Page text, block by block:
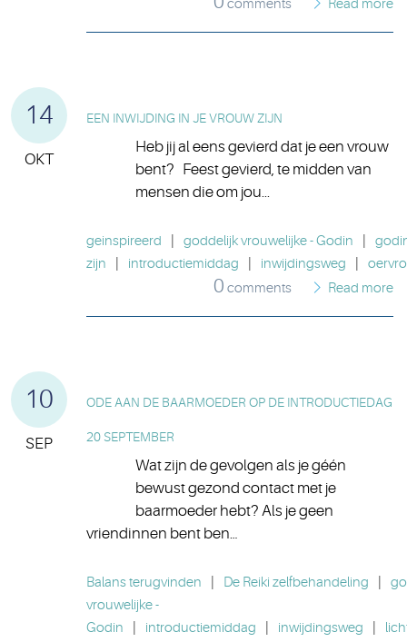
comments Read more
14
OKT
EEN INWIJDING IN JE VROUW ZIJN
Heb jij al eens gevierd dat je een vrouw
bent? Feest gevierd, te midden van
mensen die om jou...
geinspireerd goddelijk vrouwelijke - Godin
zijn
introductiemiddag inwijdingsweg
0 comments Read more
10
SEP
ODE AAN DE BAARMOEDER OP DE INTRODUCTIEDAG
20 SEPTEMBER
Wat zijn de gevolgen als je géén
bewust gezond contact met je
baarmoeder hebt? Als je geen
vriendinnen bent ben…
Balans terugvinden De Reiki zelfbehandeling
vrouwelijke -
Godin
introductiemiddag inwijdingsweg